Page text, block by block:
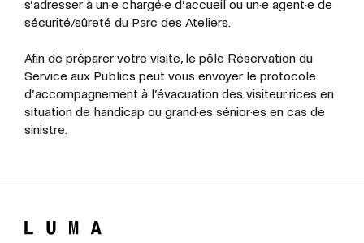
s’adresser à un·e chargé·e d’accueil ou un·e agent·e de
sécurité/sûreté du Parc des Ateliers.
Afin de préparer votre visite, le pôle Réservation du
Service aux Publics peut vous envoyer le protocole
d’accompagnement à l’évacuation des visiteur·rices en
situation de handicap ou grand·es sénior·es en cas de
sinistre.